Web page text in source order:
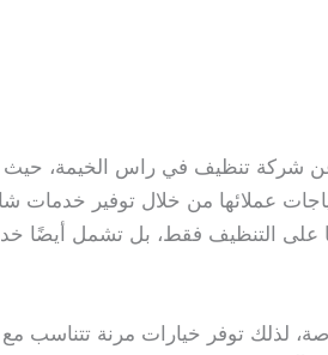
شركة تنظيف في راس الخيمة، حيث
عملائها من خلال توفير خدمات
التنظيف فقط، بل تشمل أيضًا
لذلك توفر خيارات مرنة تتناسب